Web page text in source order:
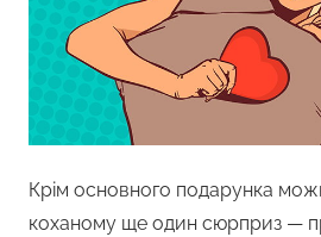
Крім основного подарунка
коханому ще один сюрприз —